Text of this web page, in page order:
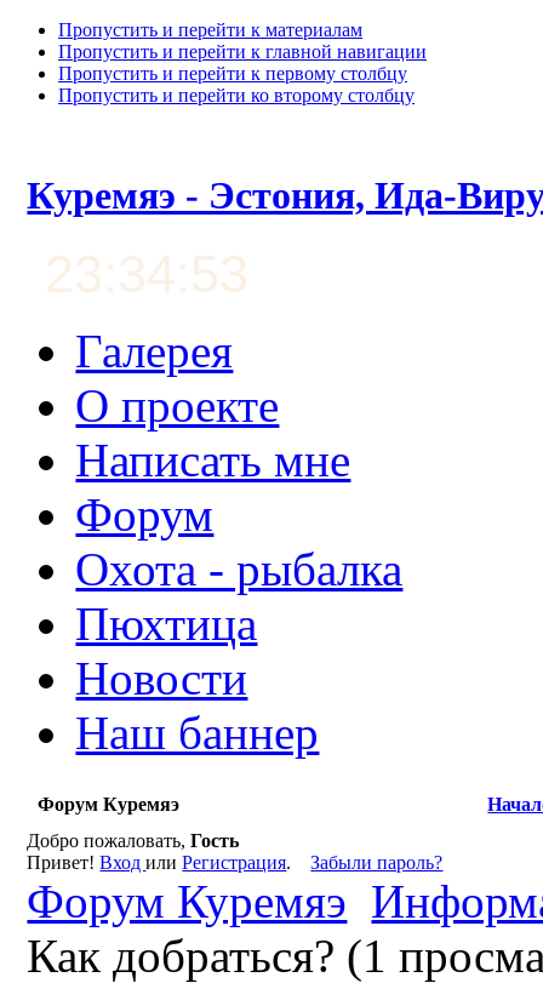
Пропустить и перейти к материалам
Пропустить и перейти к главной навигации
Пропустить и перейти к первому столбцу
Пропустить и перейти ко второму столбцу
Куремяэ - Эстония, Ида-
23:34:54
Галерея
О проекте
Написать мне
Форум
Охота - рыбалка
Пюхтица
Новости
Наш баннер
Форум Куремяэ
Добро пожаловать,Гость
Привет!ВходилиРегистрация.Забыли пароль?
Форум Куремяэ
Как добраться? (1